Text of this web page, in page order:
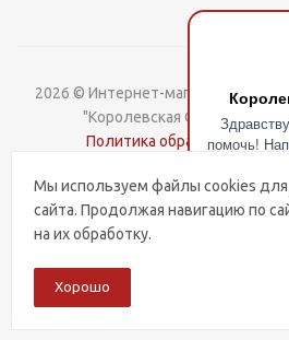
помочь!
2026 © Интернет-магазин
"Королевская Оптика". Все
Политика обработки
Разработка и поддержка
Мы используем файлы cookies
сайта. Продолжая навигацию по
на их обработку.
Хорошо